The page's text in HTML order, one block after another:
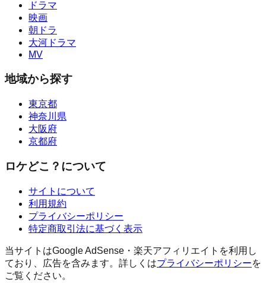
ドラマ
映画
朝ドラ
大河ドラマ
MV
地域から探す
東京都
神奈川県
大阪府
京都府
ロケどこ？について
サイトについて
利用規約
プライバシーポリシー
特定商取引法に基づく表示
当サイトはGoogle AdSense・楽天アフィリエイトを利用し
ており、広告を含みます。詳しくはプライバシーポリシーを
ご覧ください。